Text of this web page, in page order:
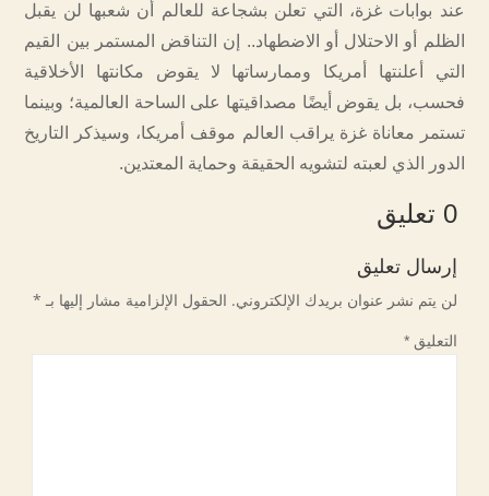
عند بوابات غزة، التي تعلن بشجاعة للعالم أن شعبها لن يقبل
الظلم أو الاحتلال أو الاضطهاد.. إن التناقض المستمر بين القيم
التي أعلنتها أمريكا وممارساتها لا يقوض مكانتها الأخلاقية
فحسب، بل يقوض أيضًا مصداقيتها على الساحة العالمية؛ وبينما
تستمر معاناة غزة يراقب العالم موقف أمريكا، وسيذكر التاريخ
الدور الذي لعبته لتشويه الحقيقة وحماية المعتدين.
0 تعليق
إرسال تعليق
لن يتم نشر عنوان بريدك الإلكتروني. الحقول الإلزامية مشار إليها بـ *
التعليق*